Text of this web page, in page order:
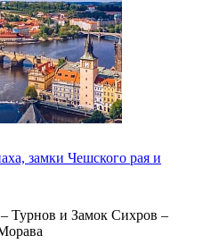
замки Чешского рая и
Турнов и Замок Сихров –